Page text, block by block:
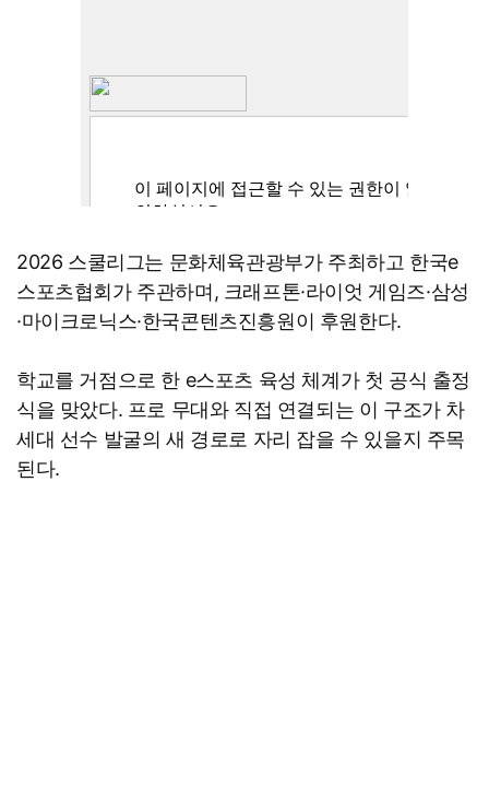
2026 스쿨리그는 문화체육관광부가 주최하고 한국e
스포츠협회가 주관하며, 크래프톤·라이엇 게임즈·삼성
·마이크로닉스·한국콘텐츠진흥원이 후원한다.
학교를 거점으로 한 e스포츠 육성 체계가 첫 공식 출정
식을 맞았다. 프로 무대와 직접 연결되는 이 구조가 차
세대 선수 발굴의 새 경로로 자리 잡을 수 있을지 주목
된다.